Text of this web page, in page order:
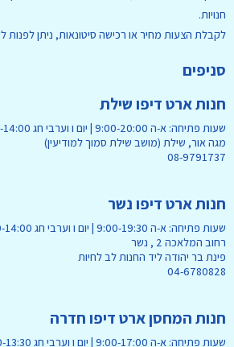
חנויות.
לקבלת הצעות מחיר או רכישה סיטונאות, ניתן לפנות
סניפים
חנות ארט דיפו שילת
שעות פתיחה: א-ה 9:00-20:00 | יום ו וערבי חג 9:00-14:00
מגה אור, שילת (מושב שילת סמוך למודיעין)
08-9791737
חנות ארט דיפו נשר
שעות פתיחה: א-ה 9:00-19:30 | יום ו וערבי חג 9:00-14:00
רחוב המלאכה 2 , נשר
פינת בר יהודה ליד החנות לב לחיות
04-6780828
חנות המחסן ארט דיפו חדרה
שעות פתיחה: א-ה 9:00-17:00 | יום ו וערבי חג 9:00-13:30